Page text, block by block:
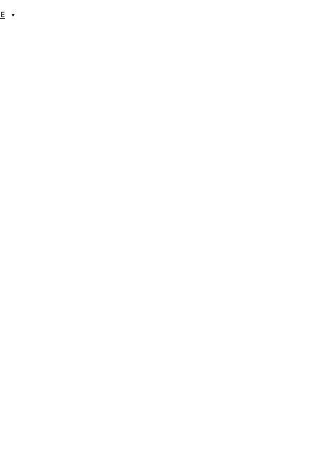
та сумки Nike представлені в широкому